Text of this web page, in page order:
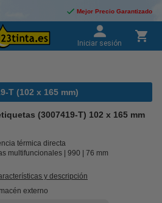
Mejor Precio Garantizado
Iniciar sesión
T (102 x 165 mm)
(3007419-T) 102 x 165 mm
térmica directa
multifuncionales
990 76 mm
y descripción
externo